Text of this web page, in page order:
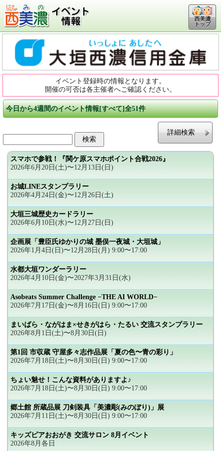
西美濃
トップ
イベント登録時の情報となります。
開催の可否は各主催者へご確認ください。
今日から4週間のイベント情報[すべて]全51件
詳細検索
スマホで参戦！『関ケ原スマホポイント合戦2026』
2026年6月20日(土)〜12月13日(日)
お城LINEスタンプラリー
2026年4月24日(金)〜12月26日(土)
大垣三城歴史カードラリー
2026年6月10日(水)〜12月27日(日)
企画展「豊臣氏ゆかりの城 墨俣一夜城・大垣城」
2026年1月4日(日)〜12月28日(月) 9:00〜17:00
水都大垣ワンダーラリー
2026年4月10日(金)〜2027年3月31日(水)
Asobeats Summer Challenge −THE AI WORLD−
2026年7月17日(金)〜8月16日(日) 9:00〜17:00
まいばら・ながはま×せきがはら・たるい 交流スタンプラリー
2026年8月1日(土)〜8月30日(日)
第1回 市収蔵 守屋多々志作品展「夏の色〜青の彩り」
2026年7月18日(土)〜8月30日(日) 9:00〜17:00
ちょい魅せ！こんな資料がありますよ♪
2026年7月18日(土)〜8月30日(日) 9:00〜17:00
郷土館 所蔵品展 刀剣装具「美濃彫(みのぼり)」展
2026年7月11日(土)〜8月30日(日) 9:00〜17:00
キッズピアおおがき 交流サロン 8月イベント
2026年8月各日